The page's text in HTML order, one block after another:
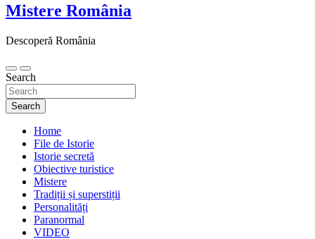
Mistere România
Descoperă România
Search
Search
Home
File de Istorie
Istorie secretă
Obiective turistice
Mistere
Tradiții și superstiții
Personalități
Paranormal
VIDEO